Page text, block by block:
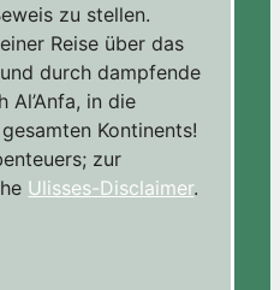
zu stellen.
Reise über das
durch dampfende
Al’Anfa, in die
Kontinents!
zur
Ulisses-Disclaimer.